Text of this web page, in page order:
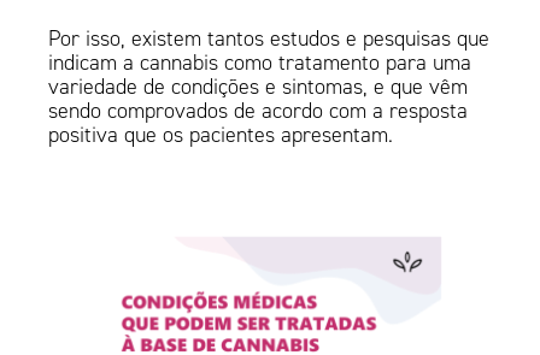
Por isso, existem tantos estudos e pesquisas que
indicam a cannabis como tratamento para uma
variedade de condições e sintomas, e que vêm
sendo comprovados de acordo com a resposta
positiva que os pacientes apresentam.